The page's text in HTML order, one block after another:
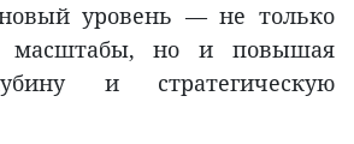
уровень — не только
масштабы, но и повышая
и стратегическую